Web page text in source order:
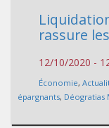
rassure
12/10/2020 -
Économie,
épargnants, Déogratias